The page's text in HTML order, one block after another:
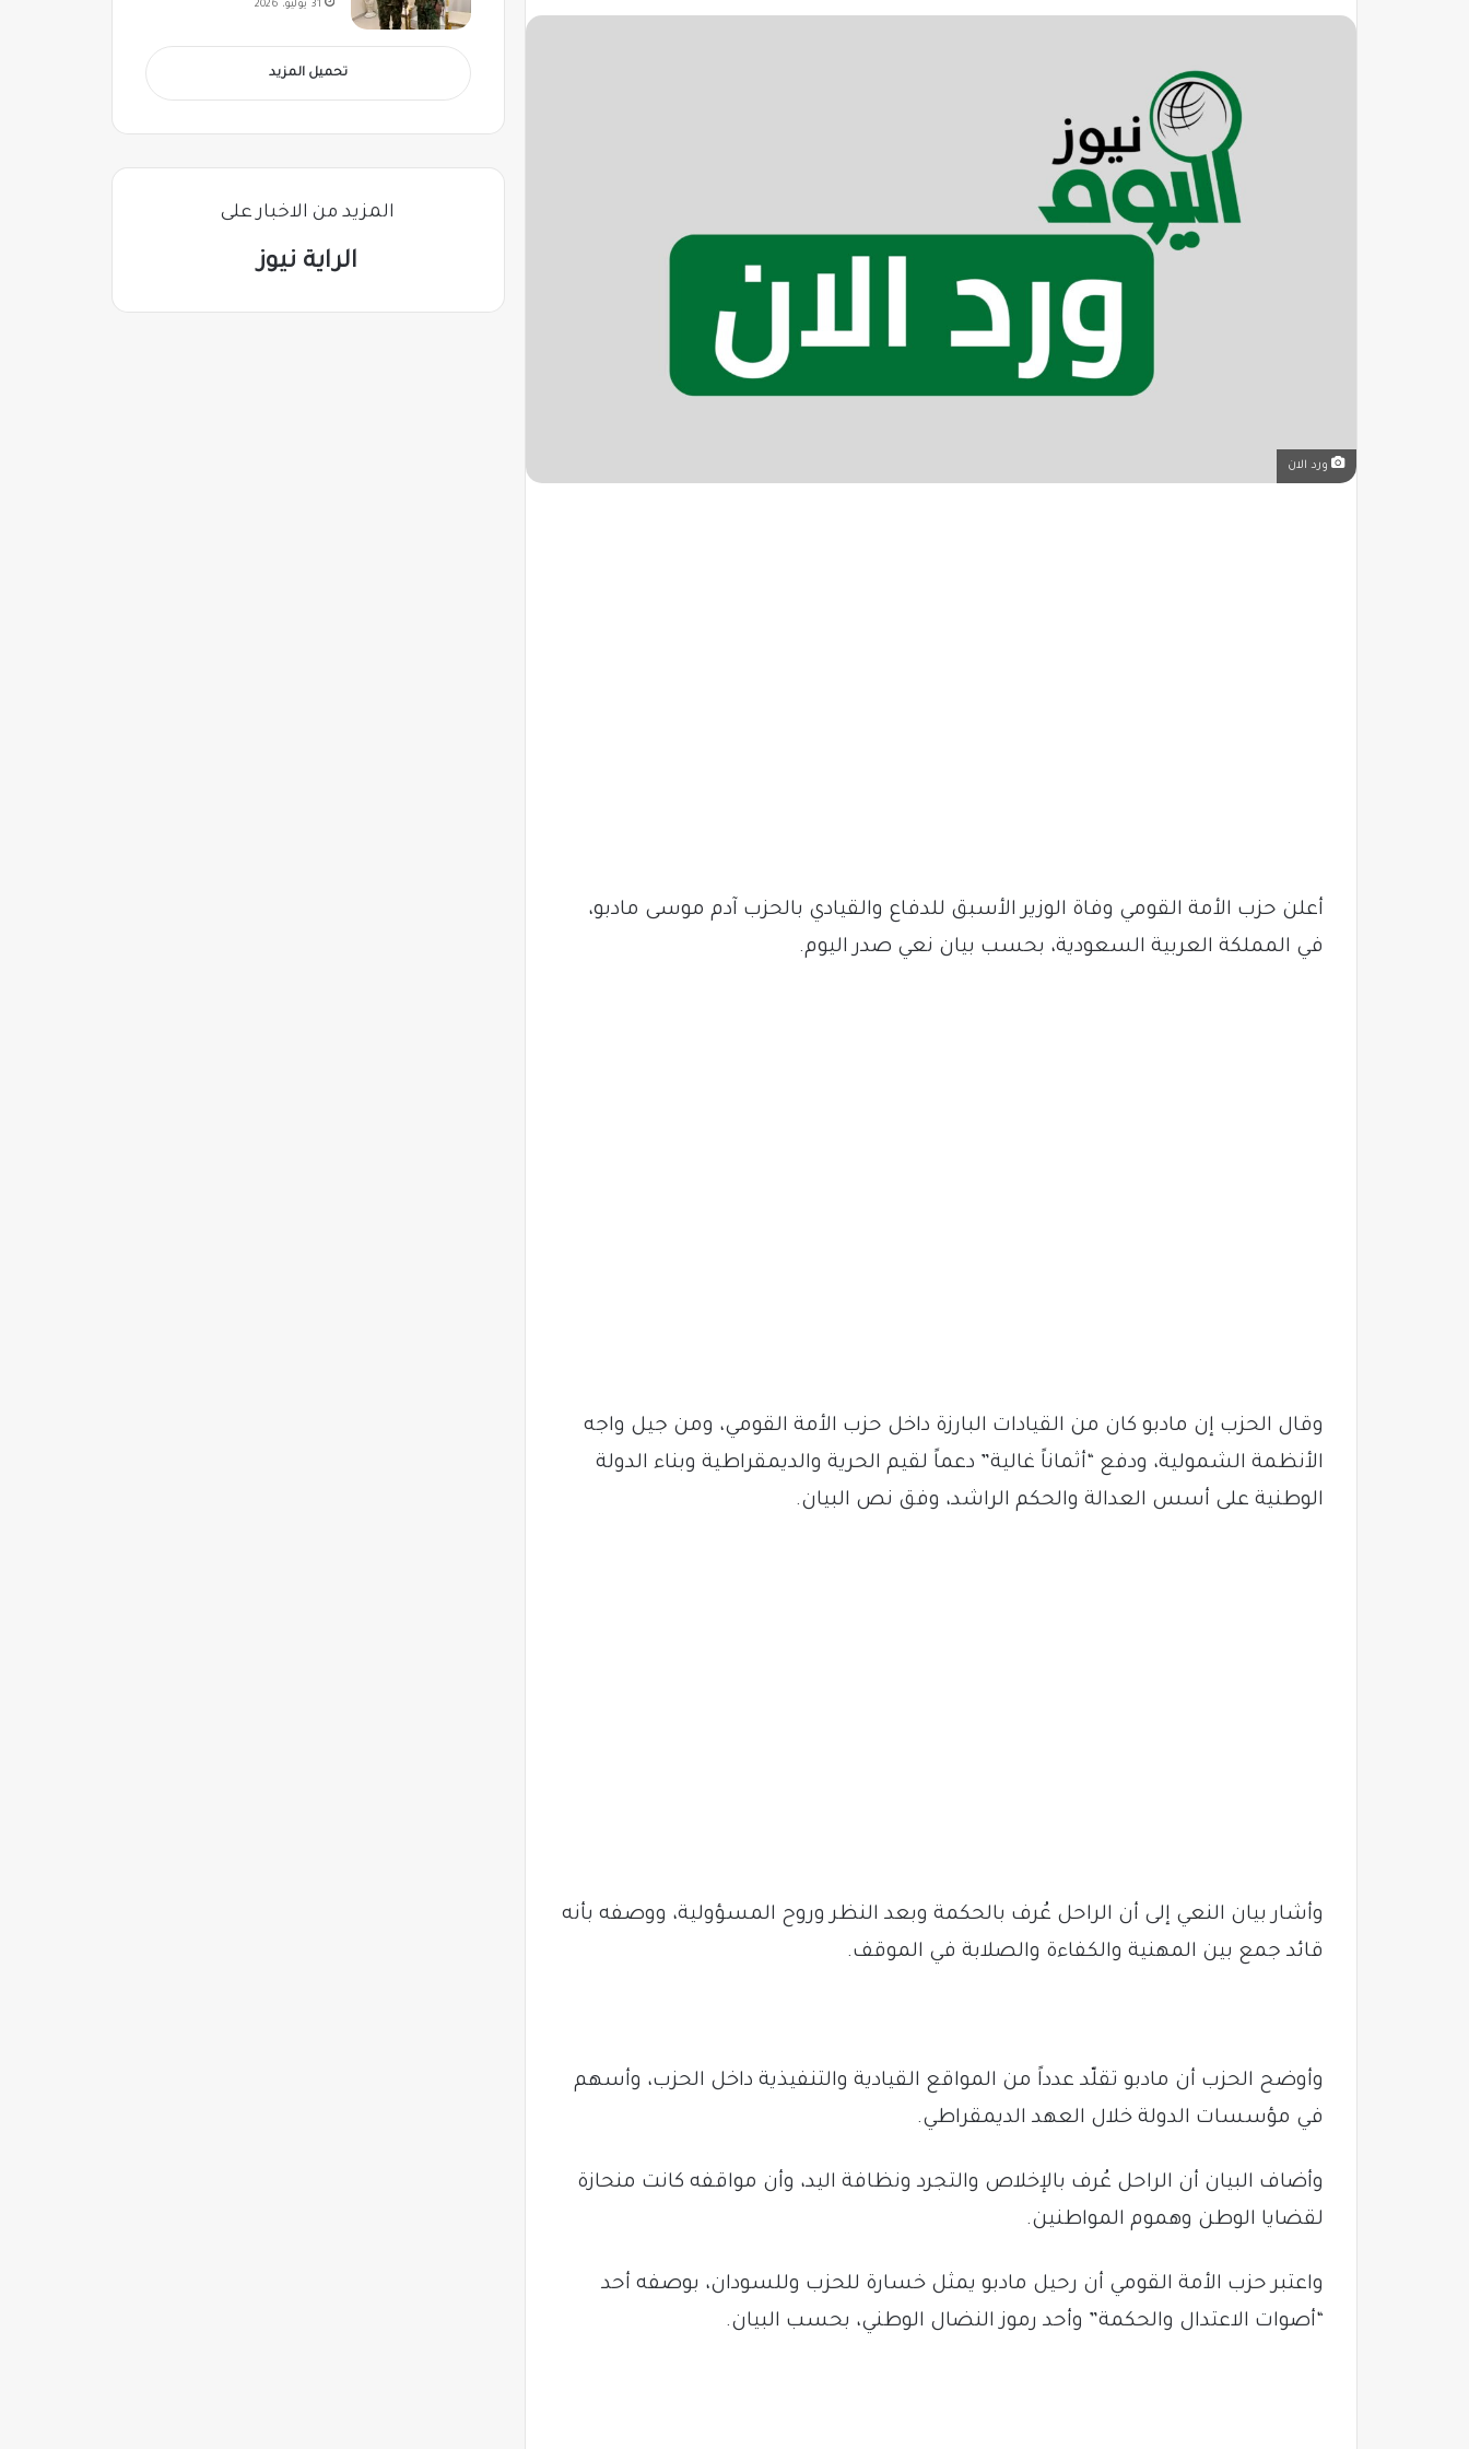
ورد الان
أعلن حزب الأمة القومي وفاة الوزير الأسبق للدفاع والقيادي بالحزب آدم موسى مادبو،
في المملكة العربية السعودية، بحسب بيان نعي صدر اليوم.
وقال الحزب إن مادبو كان من القيادات البارزة داخل حزب الأمة القومي، ومن جيل واجه
الأنظمة الشمولية، ودفع “أثماناً غالية” دعماً لقيم الحرية والديمقراطية وبناء الدولة
الوطنية على أسس العدالة والحكم الراشد، وفق نص البيان.
وأشار بيان النعي إلى أن الراحل عُرف بالحكمة وبعد النظر وروح المسؤولية، ووصفه بأنه
قائد جمع بين المهنية والكفاءة والصلابة في الموقف.
وأوضح الحزب أن مادبو تقلّد عدداً من المواقع القيادية والتنفيذية داخل الحزب، وأسهم
في مؤسسات الدولة خلال العهد الديمقراطي.
وأضاف البيان أن الراحل عُرف بالإخلاص والتجرد ونظافة اليد، وأن مواقفه كانت منحازة
لقضايا الوطن وهموم المواطنين.
واعتبر حزب الأمة القومي أن رحيل مادبو يمثل خسارة للحزب وللسودان، بوصفه أحد
“أصوات الاعتدال والحكمة” وأحد رموز النضال الوطني، بحسب البيان.
31 يوليو، 2026
تحميل المزيد
المزيد من الاخبار على
الراية نيوز